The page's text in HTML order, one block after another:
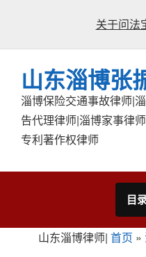
关于问法
山东淄博张
淄博保险交通事故律师|
告代理律师|淄博家事律
专利著作权律师
目
山东淄博律师| 首页 »